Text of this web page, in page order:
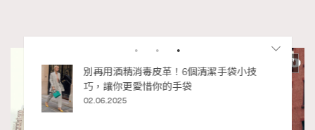
別再用酒精消毒皮革！6個清潔手袋小技
巧，讓你更愛惜你的手袋
02.06.2025